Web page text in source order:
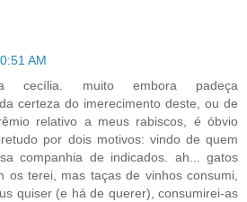
AM
cecília. muito embora padeça
certeza do imerecimento deste, ou de
relativo a meus rabiscos, é óbvio
por dois motivos: vindo de quem
companhia de indicados. ah... gatos
os terei, mas taças de vinhos consumi,
quiser (e há de querer), consumirei-as